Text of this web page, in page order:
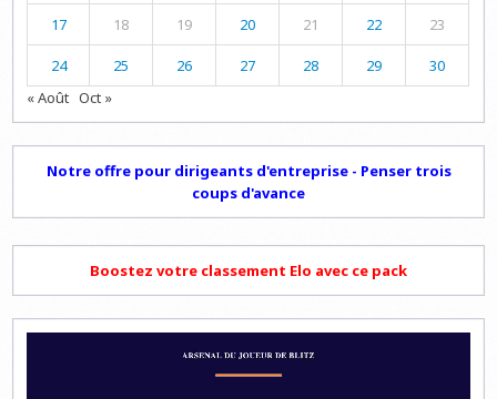
17 18 19 20 21 22 23
24 25 26 27 28 29
30
« Août Oct »
Notre offre pour dirigeants d'entreprise - Penser trois
coups d'avance
Boostez votre classement Elo avec ce pack